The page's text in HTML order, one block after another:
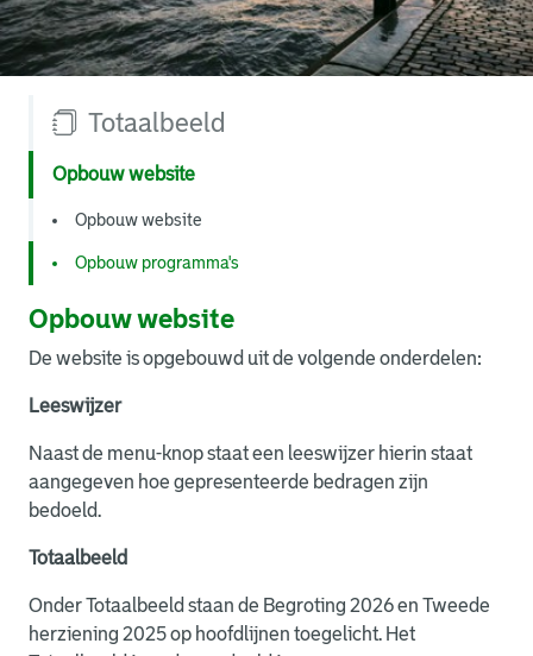
Totaalbeeld
Opbouw website
Opbouw website
Opbouw programma's
Opbouw website
De website is opgebouwd uit de volgende onderdelen:
Leeswijzer
Naast de menu-knop staat een leeswijzer hierin staat
aangegeven hoe gepresenteerde bedragen zijn
bedoeld.
Totaalbeeld
Onder Totaalbeeld staan de Begroting 2026 en Tweede
herziening 2025 op hoofdlijnen toegelicht. Het